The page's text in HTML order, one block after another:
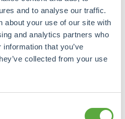
and to analyse our traffic.
about your use of our site with
and analytics partners who
that you’ve
collected from your use